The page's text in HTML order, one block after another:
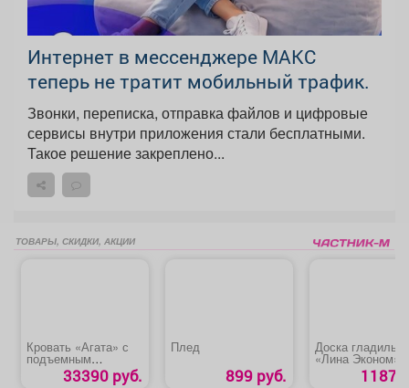
Интернет в мессенджере МАКС
теперь не тратит мобильный трафик.
Звонки, переписка, отправка файлов и цифровые
сервисы внутри приложения стали бесплатными.
Такое решение закреплено...
ТОВАРЫ, СКИДКИ, АКЦИИ
Кровать «Агата» с
подъемным
механизмом33390 руб.
Плед
899 руб.
Доска
«Лина Эконом»
1187